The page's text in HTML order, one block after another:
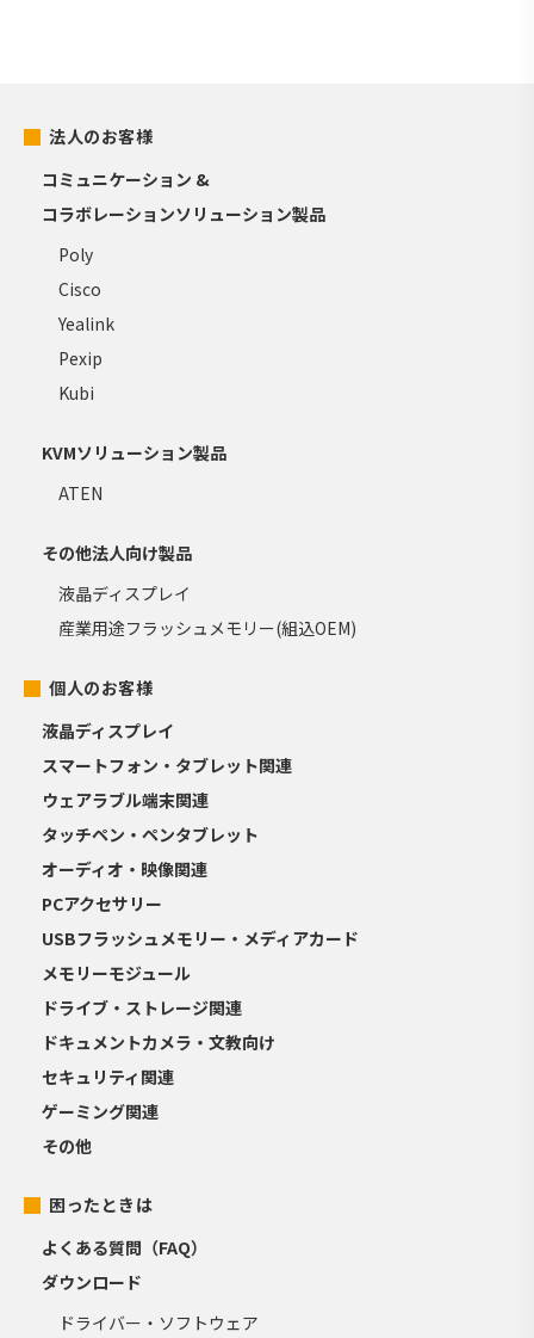
法人のお客様
コミュニケーション &
コラボレーションソリューション製品
Poly
Cisco
Yealink
Pexip
Kubi
KVMソリューション製品
ATEN
その他法人向け製品
液晶ディスプレイ
産業用途フラッシュメモリー(組込OEM)
個人のお客様
液晶ディスプレイ
スマートフォン・タブレット関連
ウェアラブル端末関連
タッチペン・ペンタブレット
オーディオ・映像関連
PCアクセサリー
USBフラッシュメモリー・メディアカード
メモリーモジュール
ドライブ・ストレージ関連
ドキュメントカメラ・文教向け
セキュリティ関連
ゲーミング関連
その他
困ったときは
よくある質問（FAQ）
ダウンロード
ドライバー・ソフトウェア